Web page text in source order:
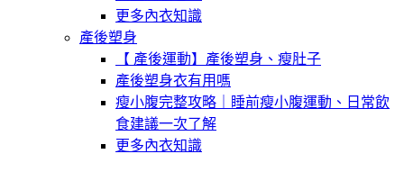
更多內衣知識
產後塑身
【 產後運動】產後塑身、瘦肚子
產後塑身衣有用嗎
瘦小腹完整攻略｜睡前瘦小腹運動、日常飲
食建議一次了解
更多內衣知識